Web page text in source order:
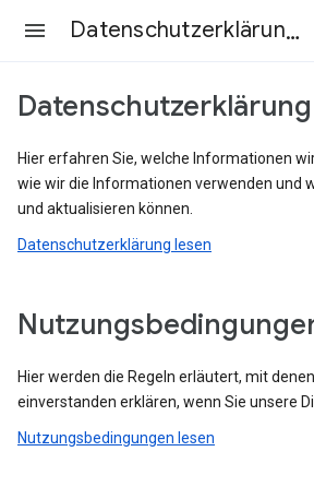
Datenschutzerklärung & Nutzungsbedingungen
Datenschutzerklärung
Hier erfahren Sie, welche Informationen
wie wir die Informationen verwenden und
und aktualisieren können.
Datenschutzerklärung lesen
Hier werden die Regeln erläutert, mit
einverstanden erklären, wenn Sie unsere
Nutzungsbedingungen lesen